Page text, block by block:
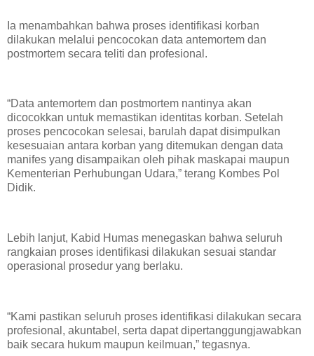
Ia menambahkan bahwa proses identifikasi korban
dilakukan melalui pencocokan data antemortem dan
postmortem secara teliti dan profesional.
“Data antemortem dan postmortem nantinya akan
dicocokkan untuk memastikan identitas korban. Setelah
proses pencocokan selesai, barulah dapat disimpulkan
kesesuaian antara korban yang ditemukan dengan data
manifes yang disampaikan oleh pihak maskapai maupun
Kementerian Perhubungan Udara,” terang Kombes Pol
Didik.
Lebih lanjut, Kabid Humas menegaskan bahwa seluruh
rangkaian proses identifikasi dilakukan sesuai standar
operasional prosedur yang berlaku.
“Kami pastikan seluruh proses identifikasi dilakukan secara
profesional, akuntabel, serta dapat dipertanggungjawabkan
baik secara hukum maupun keilmuan,” tegasnya.